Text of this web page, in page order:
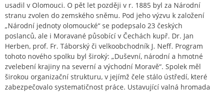
usadil v Olomouci. O pět let později v r. 1885 byl za Národní
stranu zvolen do zemského sněmu. Pod jeho výzvu k založení
„Národní jednoty olomoucké“ se podepsalo 23 českých
poslanců, ale i Moravané působící v Čechách kupř. Dr. Jan
Herben, prof. Fr. Táborský či velkoobchodník J. Neff. Program
tohoto nového spolku byl široký: „Duševní, národní a hmotné
zvelebení krajiny na severní a východní Moravě“. Spolek měl
širokou organizační strukturu, v jejímž čele stálo ústředí, které
zabezpečovalo systematičnost práce. Ustavující valná hromada